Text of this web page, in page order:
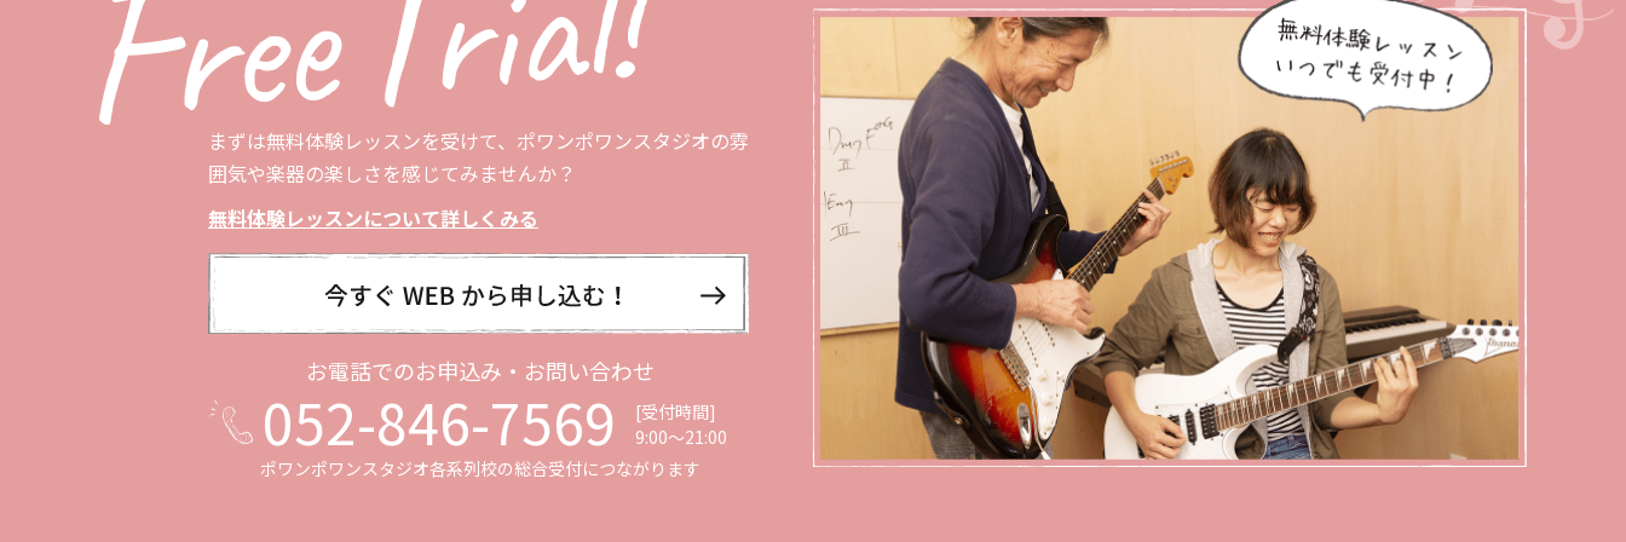
まずは無料体験レッスンを受けて、ポワンポワンスタジオの雰
囲気や楽器の楽しさを感じてみませんか？
無料体験レッスンについて詳しくみる
お電話でのお申込み・お問い合わせ
052-846-7569
[受付時間]
9:00〜21:00
ポワンポワンスタジオ各系列校の総合受付につながります